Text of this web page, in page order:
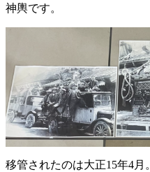
神輿です。
移管されたのは大正15年4